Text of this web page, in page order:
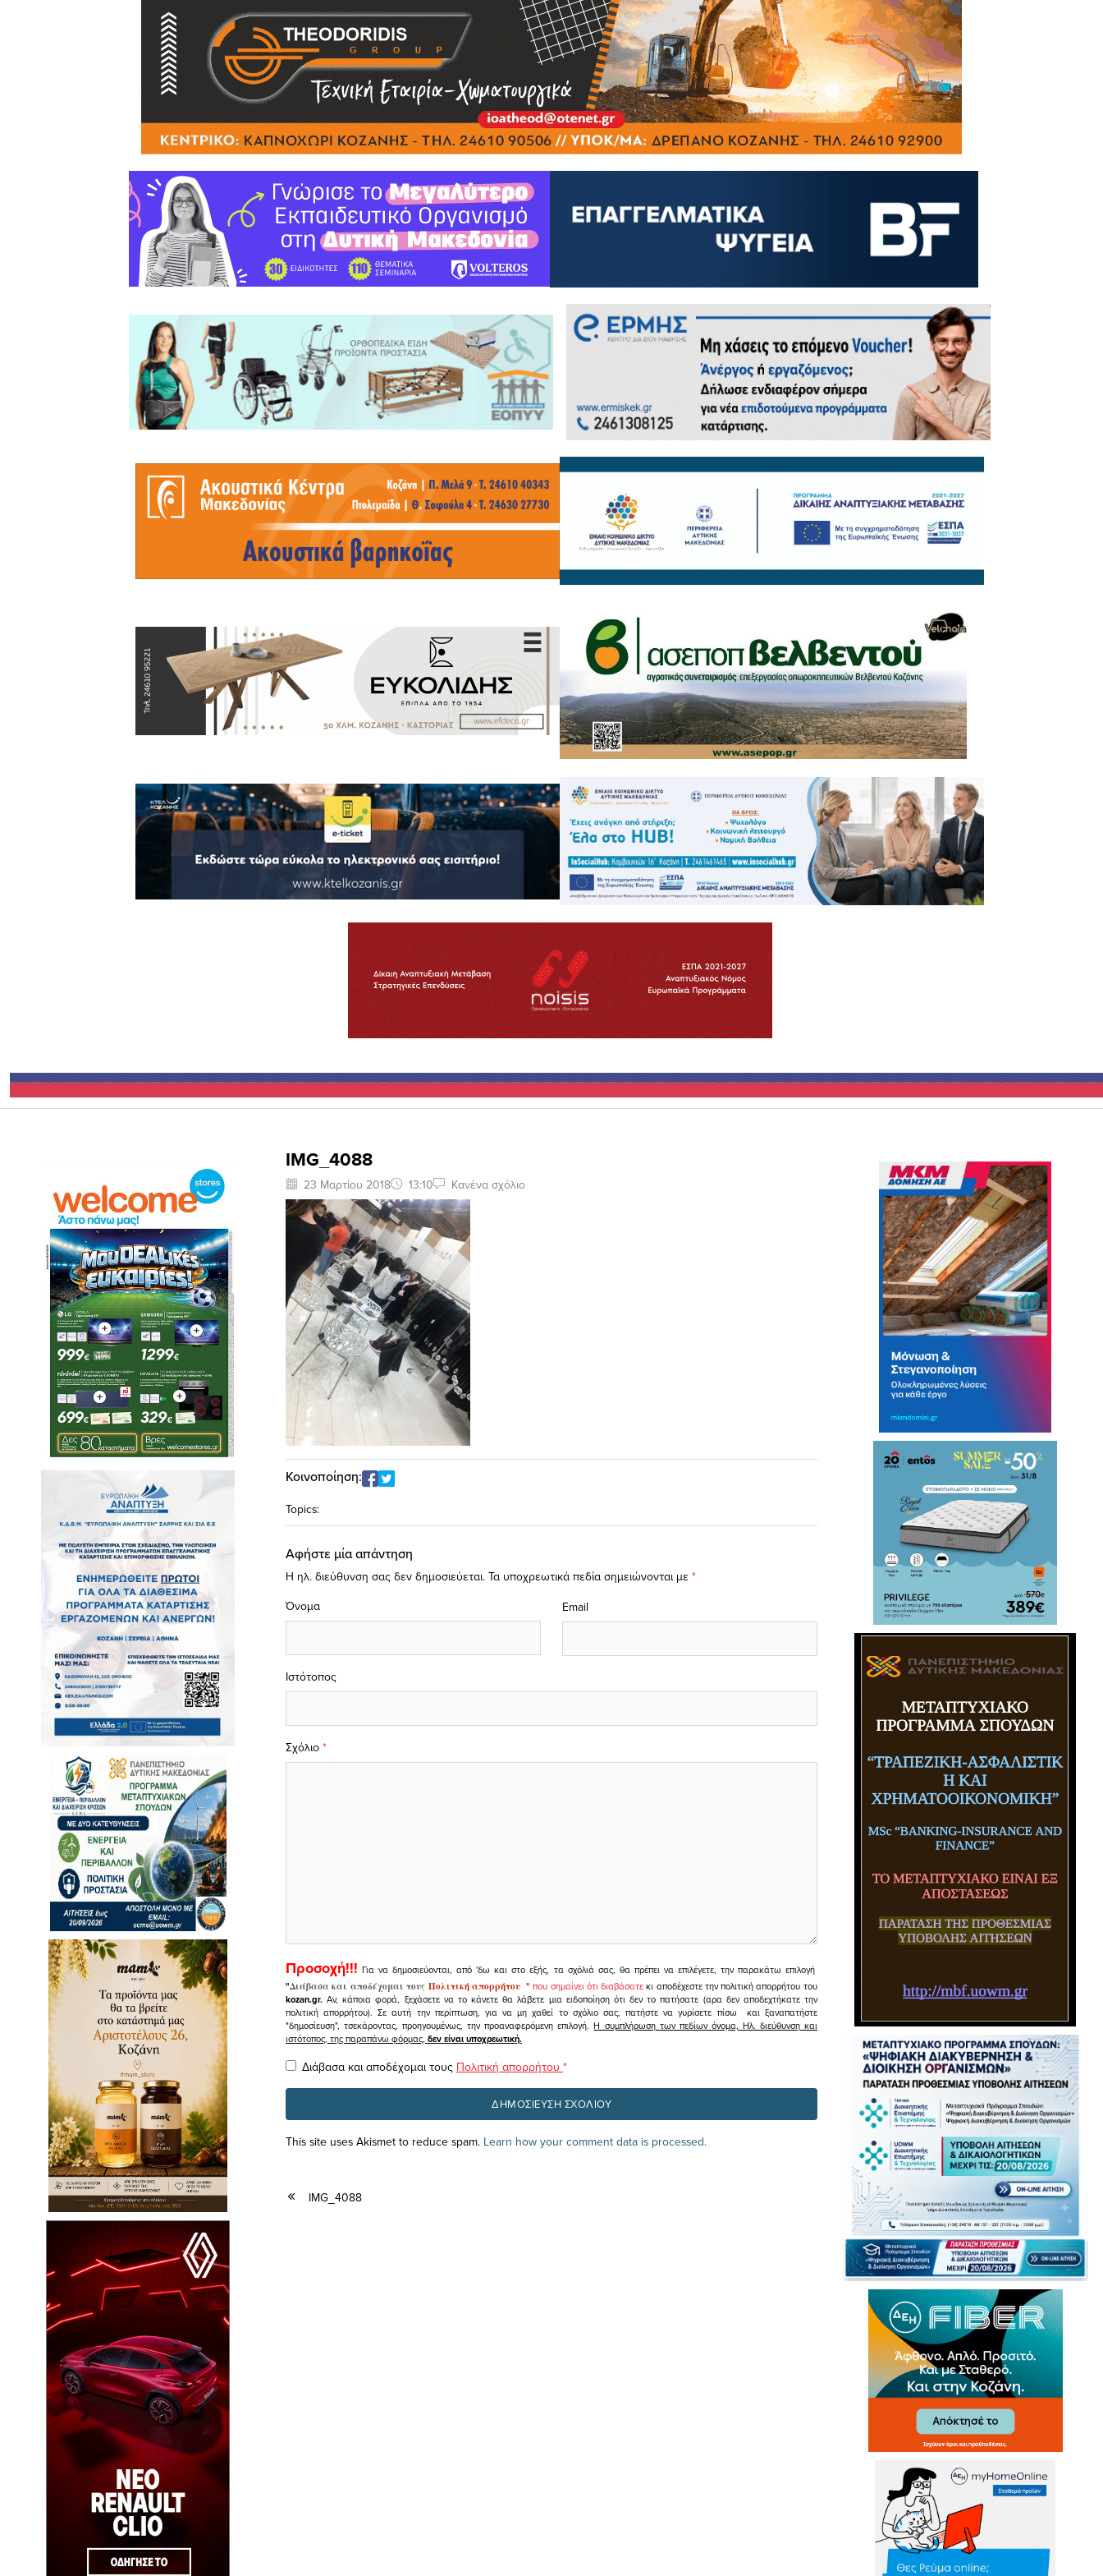
IMG_4088
23 Μαρτίου 2018 13:10 Κανένα σχόλιο
Κοινοποίηση:
Topics:
Αφήστε μία απάντηση
Η ηλ. διεύθυνση σας δεν δημοσιεύεται. Τα υποχρεωτικά πεδία σημειώνονται με *
Σχόλιο *
Όνομα Email
Ιστότοπος
Προσοχή!!! Για να δημοσιεύονται, από 'δω και στο εξής, τα σχόλιά σας, θα πρέπει να επιλέγετε, την παρακάτω επιλογή
"Διάβασα και αποδέχομαι τουςΠολιτική απορρήτου " που σημαίνει ότι διαβάσατεκι αποδέχεστε την πολιτική απορρήτου του
kozan.gr. Αν, κάποια φορά, ξεχάσετε να το κάνετε θα λάβετε μια ειδοποίηση ότι δεν το πατήσατε (αρα δεν αποδεχτήκατε την
πολιτική απορρήτου). Σε αυτή την περίπτωση, για να μη χαθεί το σχόλιο σας, πατήστε να γυρίσετε πίσω και ξαναπατήστε
"δημοσίευση", τσεκάροντας, προηγουμένως, την προαναφερόμενη επιλογή.Η συμπλήρωση των πεδίων όνομα, Ηλ. διεύθυνση και
ιστότοπος, της παραπάνω φόρμας, δεν είναι υποχρεωτική.
Διάβασα και αποδέχομαι τους Πολιτική απορρήτου *
This site uses Akismet to reduce spam. Learn how your comment data is processed.
IMG_4088